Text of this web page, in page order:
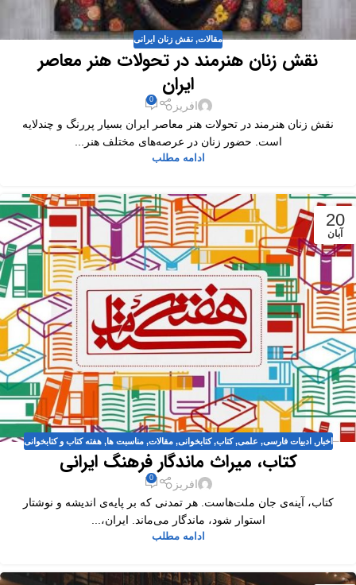
مقالات, نقش زنان ایرانی
نقش زنان هنرمند در تحولات هنر معاصر
ایران
افریز 0
نقش زنان هنرمند در تحولات هنر معاصر ایران بسیار پررنگ و چندلایه
است. حضور زنان در عرصه‌های مختلف هنر...
ادامه مطلب
20
آبان
اخبار, ادبیات فارسی, علمی,کتاب,کتابخوانی,مقالات,مناسبت ها,هفته کتاب و کتابخوانی
کتاب، میراث ماندگار فرهنگ ایرانی
افریز 0
کتاب، آینه‌ی جان ملت‌هاست. هر تمدنی که بر پایه‌ی اندیشه و نوشتار
استوار شود، ماندگار می‌ماند. ایران،...
ادامه مطلب